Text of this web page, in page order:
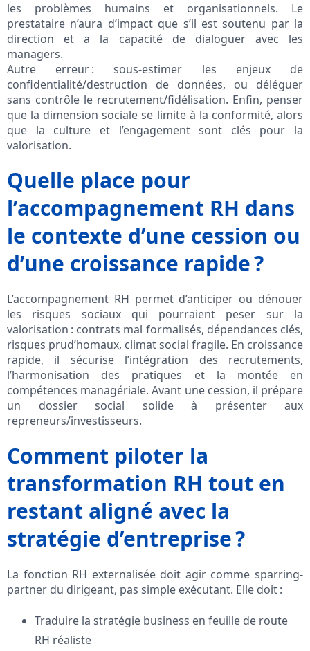
les problèmes humains et organisationnels. Le
prestataire n’aura d’impact que s’il est soutenu par la
direction et a la capacité de dialoguer avec les
managers.
Autre erreur : sous-estimer les enjeux de
confidentialité/destruction de données, ou déléguer
sans contrôle le recrutement/fidélisation. Enfin, penser
que la dimension sociale se limite à la conformité, alors
que la culture et l’engagement sont clés pour la
valorisation.
Quelle place pour
l’accompagnement RH dans
le contexte d’une cession ou
d’une croissance rapide ?
L’accompagnement RH permet d’anticiper ou dénouer
les risques sociaux qui pourraient peser sur la
valorisation : contrats mal formalisés, dépendances clés,
risques prud’homaux, climat social fragile. En croissance
rapide, il sécurise l’intégration des recrutements,
l’harmonisation des pratiques et la montée en
compétences managériale. Avant une cession, il prépare
un dossier social solide à présenter aux
repreneurs/investisseurs.
Comment piloter la
transformation RH tout en
restant aligné avec la
stratégie d’entreprise ?
La fonction RH externalisée doit agir comme sparring-
partner du dirigeant, pas simple exécutant. Elle doit :
Traduire la stratégie business en feuille de route
RH réaliste